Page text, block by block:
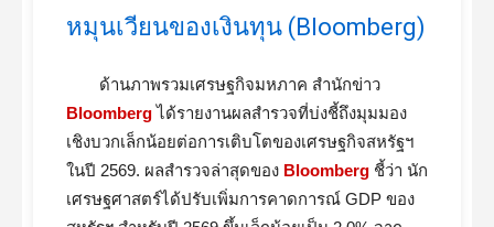
หมุนเวียนของเงินทุน (Bloomberg)
ด้านภาพรวมเศรษฐกิจมหภาค สำนักข่าว
Bloombergได้รายงานผลสำรวจที่บ่งชี้ถึงมุมมอง
เชิงบวกเล็กน้อยต่อการเติบโตของเศรษฐกิจสหรัฐฯ
ในปี 2569. ผลสำรวจล่าสุดของ Bloomberg ชี้ว่า นัก
เศรษฐศาสตร์ได้ปรับเพิ่มการคาดการณ์ GDP ของ